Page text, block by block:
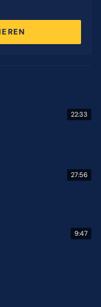
22:33
27:56
9:47